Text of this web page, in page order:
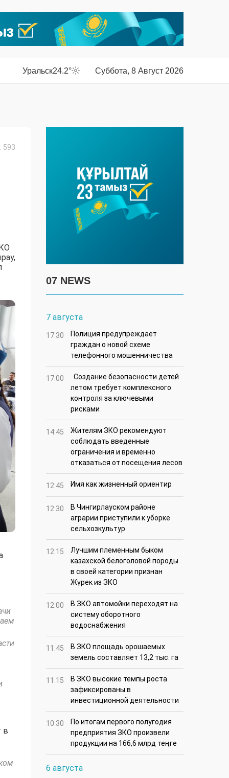
Уральск24.2° Суббота, 8 Август 2026
593
в
07 NEWS
7 августа
17:30
Полиция предупреждает
граждан о новой схеме
телефонного мошенничества
17:00
Создание безопасности детей
летом требует комплексного
контроля за ключевыми
рисками
14:45
Жителям ЗКО рекомендуют
соблюдать введенные
ограничения и временно
отказаться от посещения лесов
12:45 Имя как жизненный ориентир
12:30
В Чингирлауском районе
аграрии приступили к уборке
сельхозкультур
12:15
Лучшим племенным быком
казахской белоголовой породы
в своей категории признан
Жүрек из ЗКО
12:00
В ЗКО автомойки переходят на
систему оборотного
водоснабжения
11:45
В ЗКО площадь орошаемых
земель составляет 13,2 тыс. га
11:15
В ЗКО высокие темпы роста
зафиксированы в
инвестиционной деятельности
10:30
По итогам первого полугодия
предприятия ЗКО произвели
продукции на 166,6 млрд теңге
6 августа